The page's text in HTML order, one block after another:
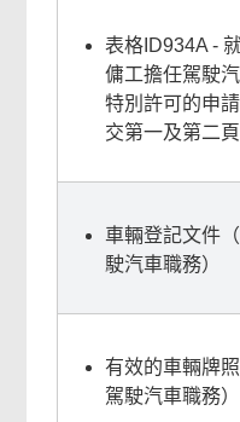
表格ID934A -
傭工擔任駕駛
特別許可的申
交第一及第二頁
車輛登記文件
駛汽車職務）
有效的車輛牌
駕駛汽車職務）